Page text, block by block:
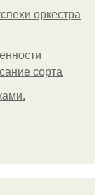
оркестра
сорта